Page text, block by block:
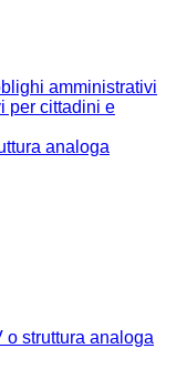
amministrativi
per cittadini e
analoga
o struttura analoga